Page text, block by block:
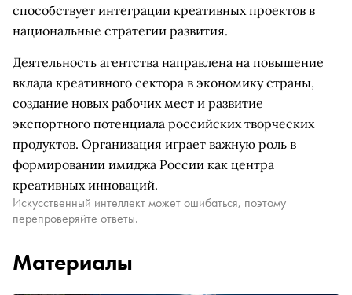
способствует интеграции креативных проектов в
национальные стратегии развития.
Деятельность агентства направлена на повышение
вклада креативного сектора в экономику страны,
создание новых рабочих мест и развитие
экспортного потенциала российских творческих
продуктов. Организация играет важную роль в
формировании имиджа России как центра
креативных инноваций.
Искусственный интеллект может ошибаться, поэтому
перепроверяйте ответы.
Материалы